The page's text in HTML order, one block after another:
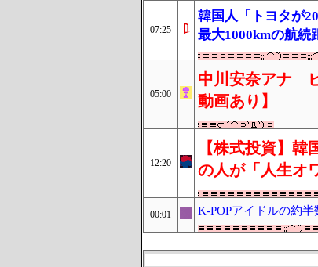
07:25
韓国人「トヨタが
最大1000kmの航続
05:00
中川安奈アナ
動画あり】
12:20
【株式投資】
の人が「人生オ
00:01 K-POPアイドルの約